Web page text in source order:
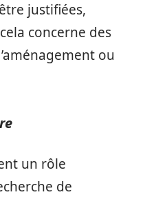
justifiées,
concerne des
ou
un rôle
de